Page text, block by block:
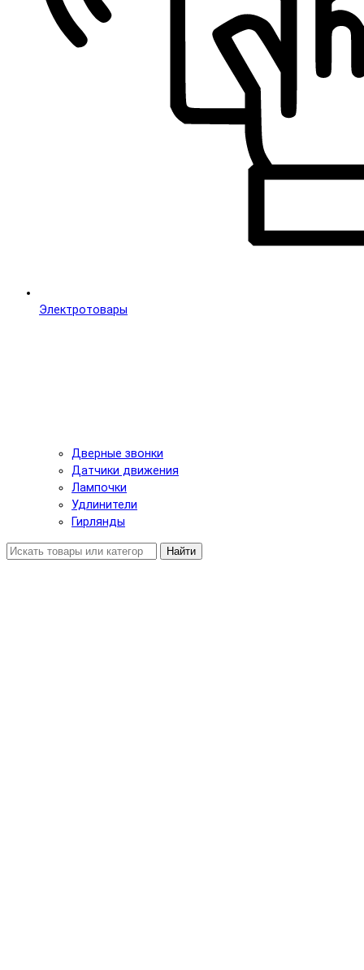
Электротовары
Дверные звонки
Датчики движения
Лампочки
Удлинители
Гирлянды
Найти